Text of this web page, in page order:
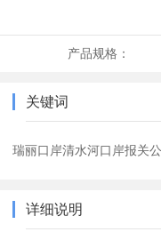
产品规格：
关键词
瑞丽口岸清水河口岸报关
详细说明